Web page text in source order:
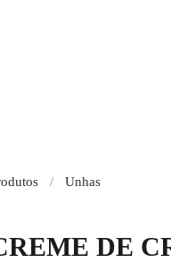
Unhas
DE